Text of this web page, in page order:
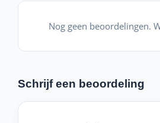
Nog geen beoordelingen.
Schrijf een beoordeling